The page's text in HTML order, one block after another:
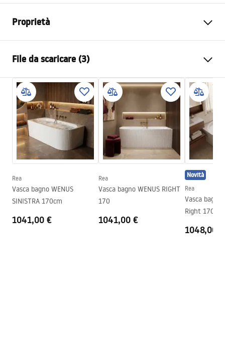
Proprietà
Colore
Materiale
Acrilico
Lunghezza
1495
Larghezza
750mm
Altezza
560mm
Lato di installazione
Destra
Piletta e sifone inclusi
SÌ
Garanzia
File da scaricare (3)
Informazioni sulla sicurezza
WARUNKI_BEZPIECZENSTWA_WANNY.pdf
Condizioni di garanzia
Warranty_Terms_and_Conditions_Bathtubs.pdf
Istruzioni di montaggio
Orion_160_170.pdf
Rea
Vasca bagno WENUS
SINISTRA 170cm
1041,00 €
Rea
Vasca bagno WENUS RIGHT
170
1041,00 €
Novità
Rea
Vasca bagno
Right 170cm
1048,00 €